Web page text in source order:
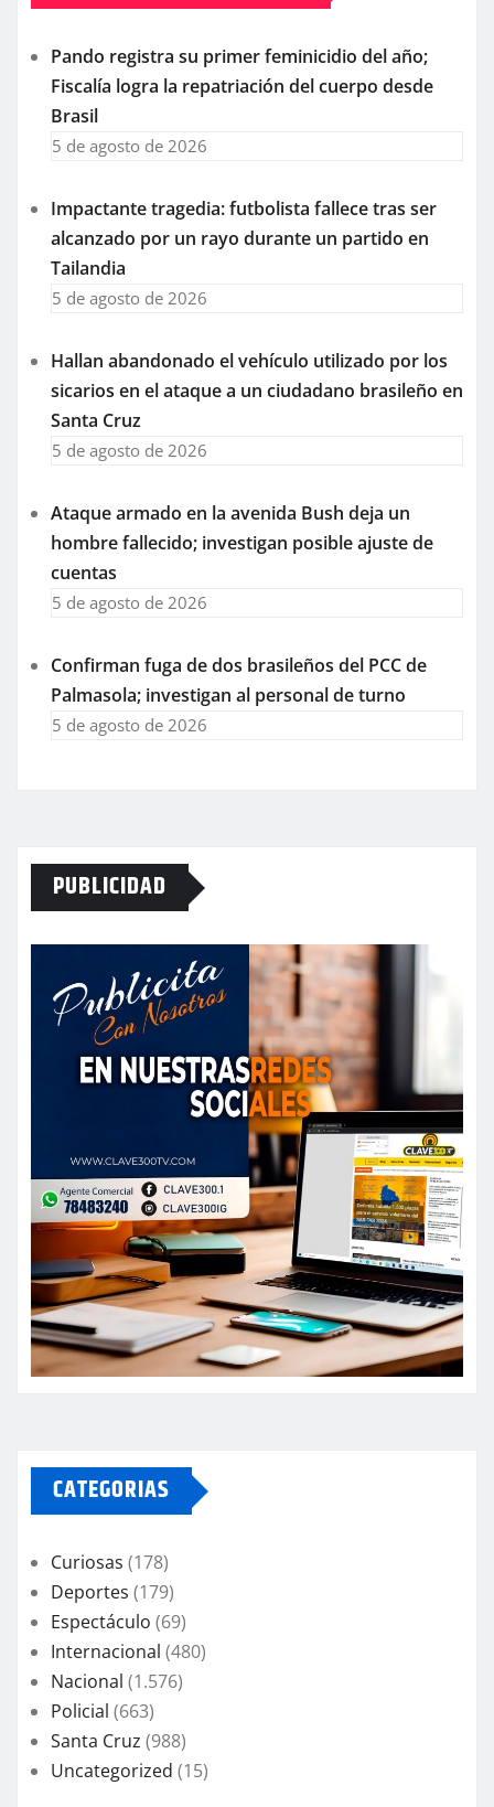
Pando registra su primer feminicidio del año;
Fiscalía logra la repatriación del cuerpo desde
Brasil
5 de agosto de 2026
Impactante tragedia: futbolista fallece tras ser
alcanzado por un rayo durante un partido en
Tailandia
5 de agosto de 2026
Hallan abandonado el vehículo utilizado por los
sicarios en el ataque a un ciudadano brasileño en
Santa Cruz
5 de agosto de 2026
Ataque armado en la avenida Bush deja un
hombre fallecido; investigan posible ajuste de
cuentas
5 de agosto de 2026
Confirman fuga de dos brasileños del PCC de
Palmasola; investigan al personal de turno
5 de agosto de 2026
PUBLICIDAD
CATEGORIAS
Curiosas (178)
Deportes (179)
Espectáculo (69)
Internacional (480)
Nacional (1.576)
Policial (663)
Santa Cruz (988)
Uncategorized (15)